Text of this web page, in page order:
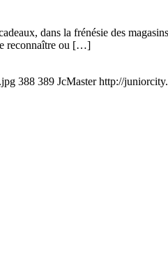
dans la frénésie des
reconnaître ou […]
388 389 JcMaster http://